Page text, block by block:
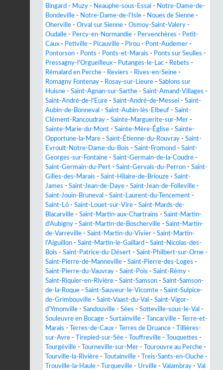
Bingard - Muzy - Neauphe-sous-Essai - Notre-Dame-de-
Bondeville - Notre-Dame-de-l'Isle - Noues de Sienne -
Oherville - Orval sur Sienne - Osmoy-Saint-Valery -
Oudalle - Percy-en-Normandie - Pervenchères - Petit-
Caux - Petiville - Picauville - Pirou - Pont-Audemer -
Pontorson - Ponts - Ponts-et-Marais - Ponts sur Seulles -
Pressagny-l'Orgueilleux - Putanges-le-Lac - Rebets -
Rémalard en Perche - Reviers - Rives-en-Seine -
Romagny Fontenay - Rosay-sur-Lieure - Sablons sur
Huisne - Saint-Agnan-sur-Sarthe - Saint-Amand-Villages -
Saint-André-de-l'Eure - Saint-André-de-Messei - Saint-
Aubin-de-Bonneval - Saint-Aubin-lès-Elbeuf - Saint-
Clément-Rancoudray - Sainte-Marguerite-sur-Mer -
Sainte-Marie-du-Mont - Sainte-Mère-Église - Sainte-
Opportune-la-Mare - Saint-Étienne-du-Rouvray - Saint-
Evroult-Notre-Dame-du-Bois - Saint-Fromond - Saint-
Georges-sur-Fontaine - Saint-Germain-de-la-Coudre -
Saint-Germain-du-Pert - Saint-Gervais-du-Perron - Saint-
Gilles-des-Marais - Saint-Hilaire-de-Briouze - Saint-
James - Saint-Jean-de-Daye - Saint-Jean-de-Folleville -
Saint-Jouin-Bruneval - Saint-Laurent-du-Tencement -
Saint-Lô - Saint-Louet-sur-Vire - Saint-Mards-de-
Blacarville - Saint-Martin-aux-Chartrains - Saint-Martin-
d'Aubigny - Saint-Martin-de-Boscherville - Saint-Martin-
de-Varreville - Saint-Martin-du-Vivier - Saint-Martin-
l'Aiguillon - Saint-Martin-le-Gaillard - Saint-Nicolas-des-
Bois - Saint-Patrice-du-Désert - Saint-Philbert-sur-Orne -
Saint-Pierre-de-Manneville - Saint-Pierre-des-Loges -
Saint-Pierre-du-Vauvray - Saint-Pois - Saint-Rémy -
Saint-Riquier-en-Rivière - Saint-Samson - Saint-Samson-
de-la-Roque - Saint-Sauveur-le-Vicomte - Saint-Sulpice-
de-Grimbouville - Saint-Vaast-du-Val - Saint-Vigor-
d'Ymonville - Sandouville - Sées - Sotteville-sous-le-Val -
Souleuvre en Bocage - Surtainville - Tancarville -
Terre-et-
Marais - Terres-de-Caux - Terres de Druance -
Tillières-
sur-Avre - Tirepied-sur-Sée - Touffreville - Touquettes -
Tourgéville - Tourneville-sur-Mer - Tourouvre au Perche -
Tourville-la-Rivière - Toutainville - Treis-Sants-en-Ouche -
Trouville-la-Haule - Turqueville - Urville - Valambray - Val